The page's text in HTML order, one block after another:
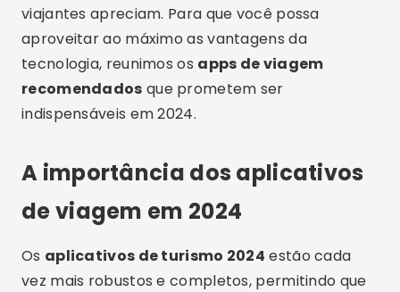
viajantes apreciam. Para que você possa
aproveitar ao máximo as vantagens da
tecnologia, reunimos os apps de viagem
recomendados que prometem ser
indispensáveis em 2024.
A importância dos aplicativos
de viagem em 2024
Os aplicativos de turismo 2024 estão cada
vez mais robustos e completos, permitindo que